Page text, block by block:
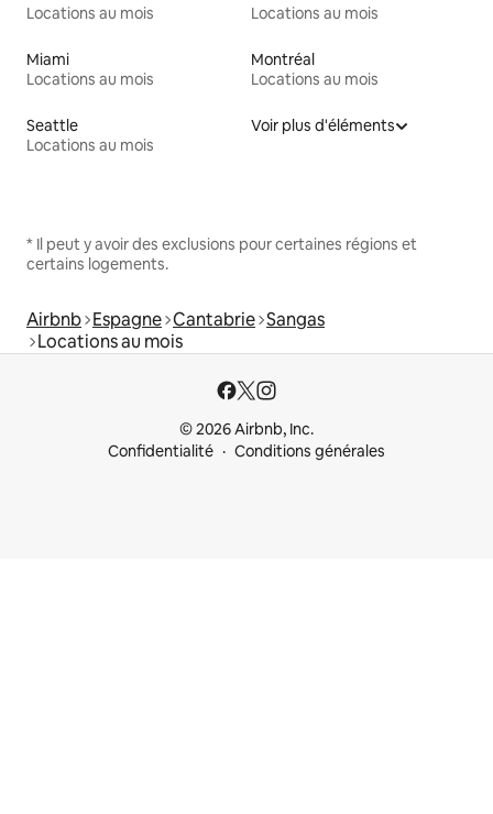
Locations au mois
Locations au mois
Miami
Locations au mois
Montréal
Locations au mois
Seattle
Locations au mois
Voir plus d'éléments
* Il peut y avoir des exclusions pour certaines régions et
certains logements.
Airbnb Espagne Cantabrie Sangas
Locations au mois
© 2026 Airbnb, Inc.
Confidentialité
Conditions générales